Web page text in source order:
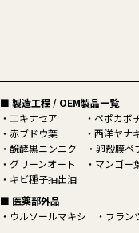
■ 製造工程 / OEM製品一覧
エキナセア
ペポカボ
赤ブドウ葉
西洋ヤナ
醗酵黒ニンニク
卵殻膜ペ
グリーンオート
マンゴー
キビ種子抽出油
■ 医薬部外品
ウルソールマキシ
フラン